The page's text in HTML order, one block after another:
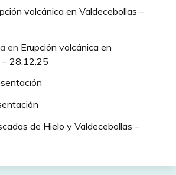
volcánica en Valdecebollas –
en Erupción volcánica en
– 28.12.25
de Hielo y Valdecebollas –